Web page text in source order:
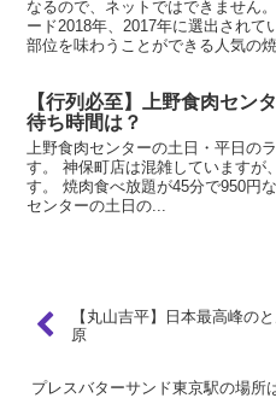
なるので、ネットではできません
ード2018年、2017年に選出され
部位を味わうことができる人気の焼
【行列必至】上野食肉セン
待ち時間は？
上野食肉センターの土日・平日の
す。 神保町店は混雑していますが
す。 焼肉食べ放題が45分で950円
センターの土日の...
【丸山吉平】日本最高峰の
原
プレスバターサンド東京駅の場所